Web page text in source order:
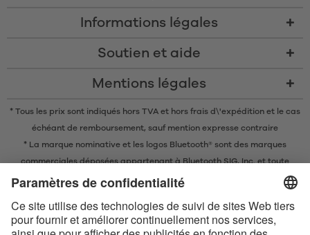
Informations légales
Soutien et aide
Mentions légales
* Tous les prix sont indiqués hors TVA et hors frais d\'expédition et le cas
échéant de remboursement, sauf mention expresse contraire
* La marque nominative et les logos Bluetooth® sont des marques
commerciales déposées appartenant à Bluetooth SIG, Inc. et toute
utilisation de ces marques par EIS GmbH est soumise à une licence.